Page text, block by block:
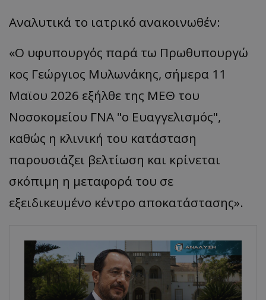
Αναλυτικά το ιατρικό ανακοινωθέν:
«Ο υφυπουργός παρά τω Πρωθυπουργώ
κος Γεώργιος Μυλωνάκης, σήμερα 11
Μαϊου 2026 εξήλθε της ΜΕΘ του
Νοσοκομείου ΓΝΑ "ο Ευαγγελισμός",
καθώς η κλινική του κατάσταση
παρουσιάζει βελτίωση και κρίνεται
σκόπιμη η μεταφορά του σε
εξειδικευμένο κέντρο αποκατάστασης».